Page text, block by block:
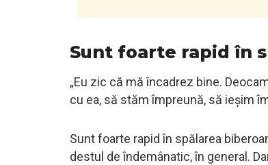
Sunt foarte rapid în
„Eu zic că mă încadrez bine.
cu ea, să stăm împreună, să ieșim
Sunt foarte rapid în spălarea
destul de îndemânatic, în general.